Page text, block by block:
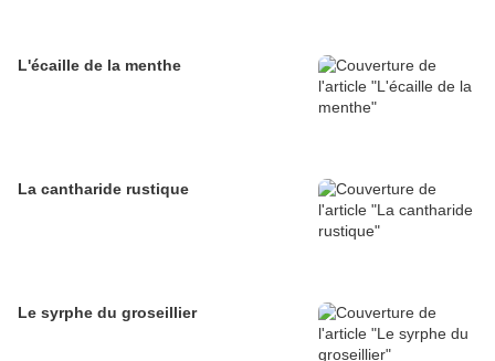
L'écaille de la menthe
La cantharide rustique
Le syrphe du groseillier